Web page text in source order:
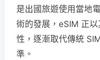
是出國旅遊使用當地
術的發展，eSIM 正
性，逐漸取代傳統
準。